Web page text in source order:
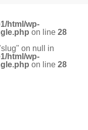
html/wp-
on line28
on null in
html/wp-
on line28